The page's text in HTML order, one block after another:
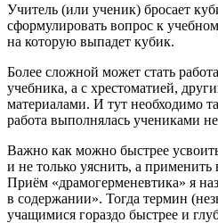
Учитель (или ученик) бросает
сформулировать вопрос к
на которую выпадет кубик.
Более сложной может стать
учебника, а с хрестоматией,
материалами. И тут необходимо
работа выполнялась учениками
Важно как можно быстрее
и не только уяснить, а
Приём «драмогерменевтика» я
в содержании». Тогда термин
учащимися гораздо быстрее и